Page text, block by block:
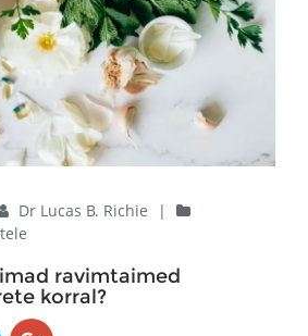
Dr Lucas B. Richie
|
ravimtaimed
korral?